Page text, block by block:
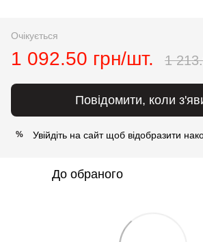
Очікується
1 092.50 грн/шт. 1
Повідомити, коли
% Увійдіть на сайтщоб відобразити
До обраного